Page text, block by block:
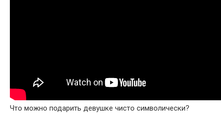
Что можно подарить девушке чисто символически?